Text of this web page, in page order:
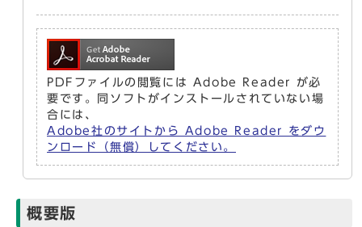
PDFファイルの閲覧には Adobe Reader が必
要です。同ソフトがインストールされていない場
合には、
Adobe社のサイトから Adobe Reader をダウ
ンロード（無償）してください。
概要版